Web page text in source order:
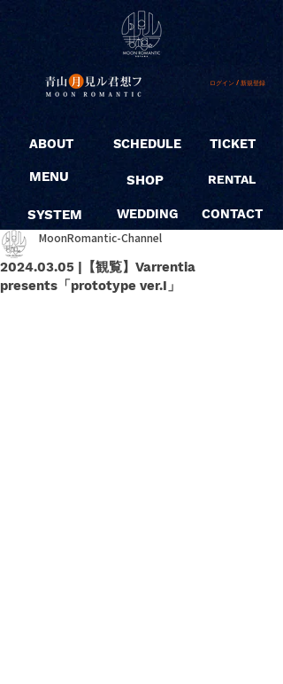
ログイン / 新規登録
ABOUT
MENU
SYSTEM
SCHEDULE
SHOP
WEDDING
TICKET
RENTAL
CONTACT
2024.03.05 |【観覧】Varrentia
presents「prototype ver.I」
MoonRomantic-Channel